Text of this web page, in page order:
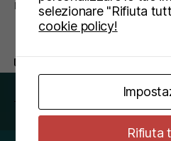
modo tale da permettervi
Tag
selezionare "Rifiuta
cookie policy!
Rifiuta